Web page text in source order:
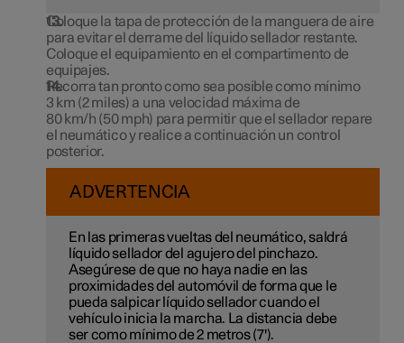
Coloque la tapa de protección de la manguera de aire
para evitar el derrame del líquido sellador restante.
Coloque el equipamiento en el compartimento de
equipajes.
Recorra tan pronto como sea posible como mínimo
3 km (2 miles) a una velocidad máxima de
80 km/h (50 mph) para permitir que el sellador repare
el neumático y realice a continuación un control
posterior.
ADVERTENCIA
En las primeras vueltas del neumático, saldrá
líquido sellador del agujero del pinchazo.
Asegúrese de que no haya nadie en las
proximidades del automóvil de forma que le
pueda salpicar líquido sellador cuando el
vehículo inicia la marcha. La distancia debe
ser como mínimo de 2 metros (7').